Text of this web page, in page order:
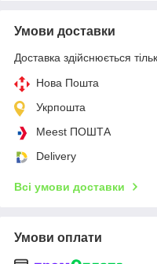
Умови доставки
Доставка здійснюється
Нова Пошта
Укрпошта
Meest ПОШТА
Delivery
Всі умови доставки
Умови оплати